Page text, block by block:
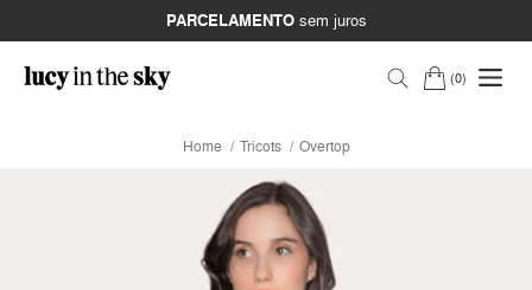
PARCELAMENTOsem juros
0
Home Tricots Overtop